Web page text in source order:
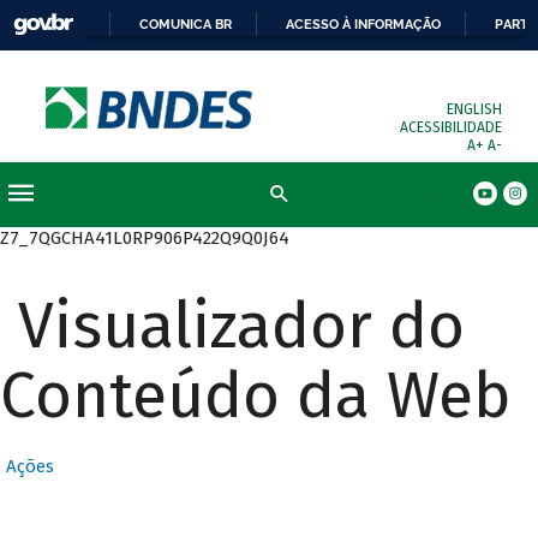
COMUNICA BR ACESSO À INFORMAÇÃO
ENGLISH
ACESSIBILIDADE
A+ A-
Z7_7QGCHA41L0RP906P422Q9Q0J64
Visualizador do
Conteúdo da Web
Ações